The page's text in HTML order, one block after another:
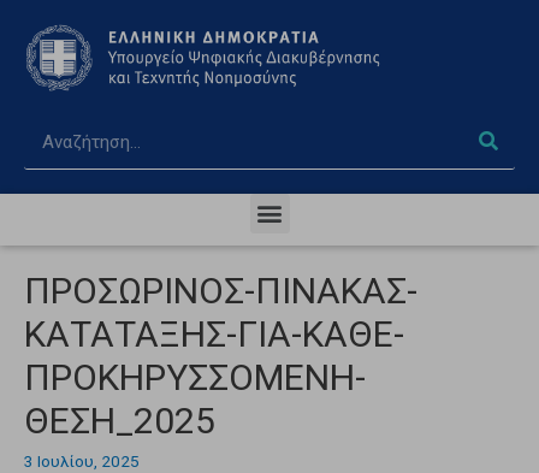
ΠΡΟΣΩΡΙΝΟΣ-ΠΙΝΑΚΑΣ-
ΚΑΤΑΤΑΞΗΣ-ΓΙΑ-ΚΑΘΕ-
ΠΡΟΚΗΡΥΣΣΟΜΕΝΗ-
ΘΕΣΗ_2025
3 Ιουλίου, 2025